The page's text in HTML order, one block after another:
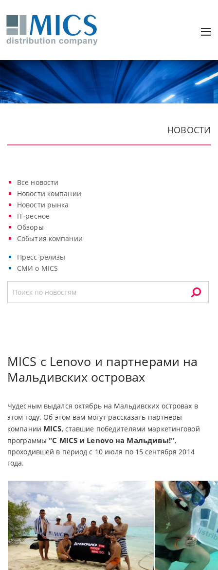
НОВОСТИ
Все новости
Новости компании
Новости рынка
IT-ресное
Обзоры
События компании
Пресс-релизы
СМИ о MICS
MICS с Lenovo и партнерами на
Мальдивских островах
Чудесным выдался октябрь на Мальдивских островах в
этом году. Об этом вам могут рассказать партнеры
компании MICS, ставшие победителями маркетинговой
программы "С MICS и Lenovo на Мальдивы!",
проходившей в период с 10 июля по 15 сентября 2014
года.